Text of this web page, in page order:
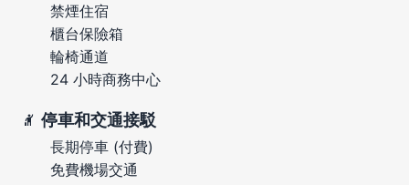
禁煙住宿
櫃台保險箱
輪椅通道
24 小時商務中心
停車和交通接駁
長期停車 (付費)
免費機場交通